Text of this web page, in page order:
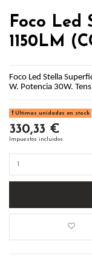
Foco Led
1150LM
Foco Led Stella
W. Potencia 30W.
Últimas unidades en stock
330,33 €
Impuestos incluidos